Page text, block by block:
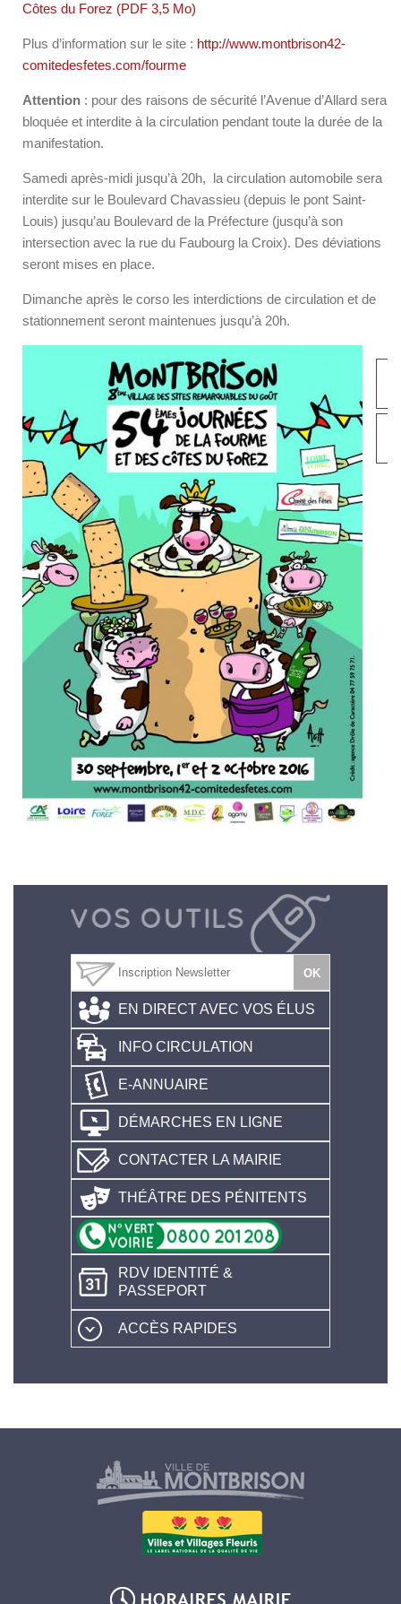
Côtes du Forez (PDF 3,5 Mo)
Plus d’information sur le site : http://www.montbrison42-
comitedesfetes.com/fourme
Attention : pour des raisons de sécurité l’Avenue d’Allard sera
bloquée et interdite à la circulation pendant toute la durée de la
manifestation.
Samedi après-midi jusqu’à 20h, la circulation automobile sera
interdite sur le Boulevard Chavassieu (depuis le pont Saint-
Louis) jusqu’au Boulevard de la Préfecture (jusqu’à son
intersection avec la rue du Faubourg la Croix). Des déviations
seront mises en place.
Dimanche après le corso les interdictions de circulation et de
stationnement seront maintenues jusqu’à 20h.
EN DIRECT AVEC VOS ÉLUS
INFO CIRCULATION
E-ANNUAIRE
DÉMARCHES EN LIGNE
CONTACTER LA MAIRIE
THÉÂTRE DES PÉNITENTS
RDV IDENTITÉ &
PASSEPORT
ACCÈS RAPIDES